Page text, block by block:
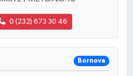
0 (232) 673 30 46
Bornova